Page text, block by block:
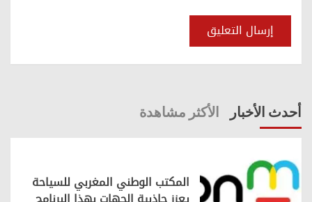
أحدث الأخبار الأكثر مشاهدة
المكتب الوطني المغربي للسياحة